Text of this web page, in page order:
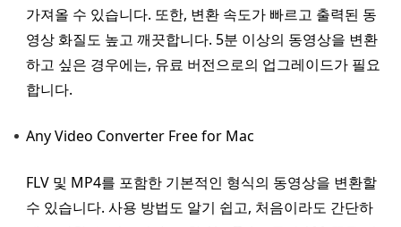
가져올 수 있습니다. 또한, 변환 속도가 빠르고 출력된 동
영상 화질도 높고 깨끗합니다. 5분 이상의 동영상을 변환
하고 싶은 경우에는, 유료 버전으로의 업그레이드가 필요
합니다.
Any Video Converter Free for Mac
FLV 및 MP4를 포함한 기본적인 형식의 동영상을 변환할
수 있습니다. 사용 방법도 알기 쉽고, 처음이라도 간단하